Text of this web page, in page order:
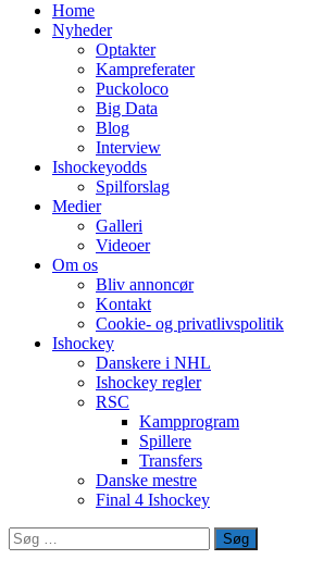
Home
Nyheder
Optakter
Kampreferater
Puckoloco
Big Data
Blog
Interview
Ishockeyodds
Spilforslag
Medier
Galleri
Videoer
Om os
Bliv annoncør
Kontakt
Cookie- og privatlivspolitik
Ishockey
Danskere i NHL
Ishockey regler
RSC
Kampprogram
Spillere
Transfers
Danske mestre
Final 4 Ishockey
Søg
efter: